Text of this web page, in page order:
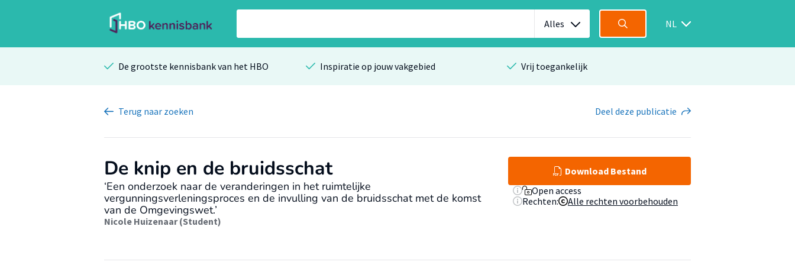
Alles NL
De grootste kennisbank van het HBO Inspiratie op jouw vakgebied Vrij toegankelijk
Terug naar zoeken Deel deze publicatie
De knip en de bruidsschat
‘Een onderzoek naar de veranderingen in het ruimtelijke
vergunningsverleningsproces en de invulling van de bruidsschat met de komst
van de Omgevingswet.’
Nicole Huizenaar (Student)
Download Bestand
Open access
Rechten:
Alle rechten voorbehouden